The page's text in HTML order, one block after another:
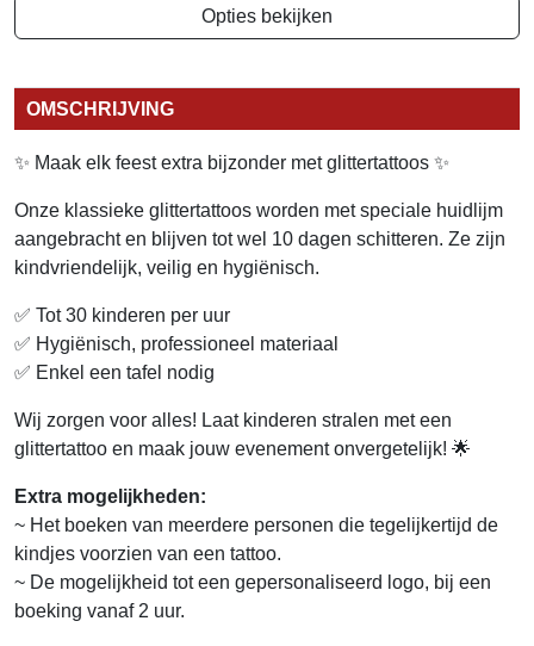
Opties bekijken
OMSCHRIJVING
✨ Maak elk feest extra bijzonder met glittertattoos ✨
Onze klassieke glittertattoos worden met speciale huidlijm
aangebracht en blijven tot wel 10 dagen schitteren. Ze zijn
kindvriendelijk, veilig en hygiënisch.
✅ Tot 30 kinderen per uur
✅ Hygiënisch, professioneel materiaal
✅ Enkel een tafel nodig
Wij zorgen voor alles! Laat kinderen stralen met een
glittertattoo en maak jouw evenement onvergetelijk! 🌟
Extra mogelijkheden:
~ Het boeken van meerdere personen die tegelijkertijd de
kindjes voorzien van een tattoo.
~ De mogelijkheid tot een gepersonaliseerd logo, bij een
boeking vanaf 2 uur.